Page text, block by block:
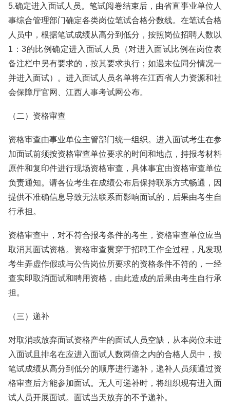
5.确定进入面试人员。笔试阅卷结束后，由省直事业单位人
事综合管理部门确定各类岗位笔试合格分数线。在笔试合格
人员中，根据笔试成绩从高分到低分，按照岗位招聘人数以
1：3的比例确定进入面试人员（对进入面试比例在岗位表
备注栏中另有要求的，按其要求执行；如遇末位同分情况一
并进入面试）。进入面试人员名单将在江西省人力资源和社
会保障厅官网、江西人事考试网公布。
（二）资格审查
资格审查由事业单位主管部门统一组织。进入面试考生在参
加面试前须按资格审查单位要求的时间和地点，持报考材料
原件和复印件进行现场资格审查，具体事宜由资格审查单位
负责通知。请各位考生在成绩公布后保持联系方式畅通，因
提供不准确信息导致无法联系而影响面试的，后果由考生自
行承担。
资格审查中，对不符合报考条件的考生，资格审查单位应当
取消其面试资格。资格审查贯穿于招聘工作全过程，凡发现
考生弄虚作假或与公告岗位所要求的资格条件不符的，一经
查实即取消面试和聘用资格，由此造成的后果由考生自行承
担。
（三）递补
对取消或放弃面试资格产生的面试人员空缺，从本岗位未进
入面试且排名在应进入面试人数两倍之内的合格人员中，按
笔试成绩从高分到低分的顺序进行递补，递补人员须通过资
格审查后方能参加面试。无人可递补时，将组织现有进入面
试人员开展面试。面试当天放弃的不予递补。